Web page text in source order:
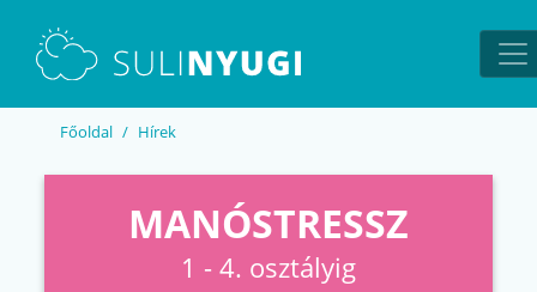
Főoldal Hírek
MANÓSTRESSZ
1 - 4. osztályig